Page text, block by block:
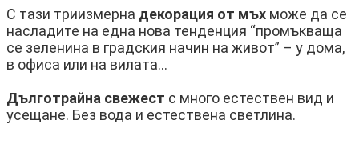
С тази триизмерна декорация от мъх може да се
насладите на една нова тенденция “промъкваща
се зеленина в градския начин на живот” – у дома,
в офиса или на вилата…
Дълготрайна свежест с много естествен вид и
усещане. Без вода и естествена светлина.